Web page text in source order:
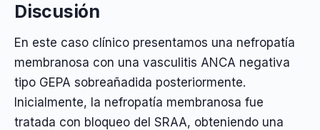
Discusión
En este caso clínico presentamos una nefropatía
membranosa con una vasculitis ANCA negativa
tipo GEPA sobreañadida posteriormente.
Inicialmente, la nefropatía membranosa fue
tratada con bloqueo del SRAA, obteniendo una